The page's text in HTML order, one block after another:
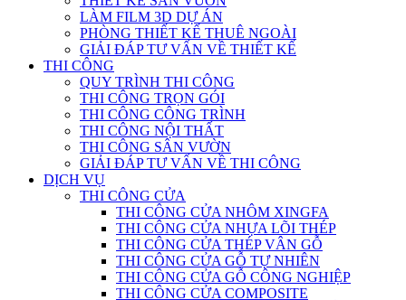
LÀM FILM 3D DỰ ÁN
PHÒNG THIẾT KẾ THUÊ NGOÀI
GIẢI ĐÁP TƯ VẤN VỀ THIẾT KẾ
THI CÔNG
QUY TRÌNH THI CÔNG
THI CÔNG TRỌN GÓI
THI CÔNG CÔNG TRÌNH
THI CÔNG NỘI THẤT
THI CÔNG SÂN VƯỜN
GIẢI ĐÁP TƯ VẤN VỀ THI CÔNG
DỊCH VỤ
THI CÔNG CỬA
THI CÔNG CỬA NHÔM XINGFA
THI CÔNG CỬA NHỰA LÕI THÉP
THI CÔNG CỬA THÉP VÂN GỖ
THI CÔNG CỬA GỖ TỰ NHIÊN
THI CÔNG CỬA GỖ CÔNG NGHIỆP
THI CÔNG CỬA COMPOSITE